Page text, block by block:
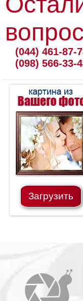
(044) 461-87-
(098) 566-33-
Загрузить